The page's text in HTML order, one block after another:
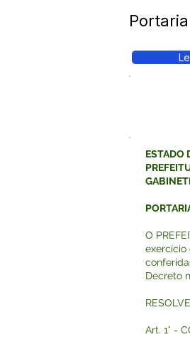
ESTADO
O
exercício
Decreto
Art. 1° -